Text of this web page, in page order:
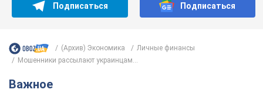
Подписаться Подписаться
(Архив) Экономика
Личные финансы
Мошенники рассылают украинцам...
Важное